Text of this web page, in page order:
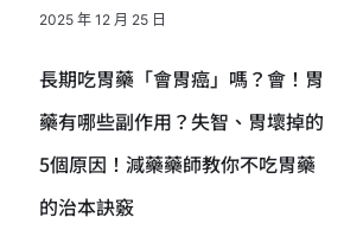
2025 年 12 月 25 日
長期吃胃藥「會胃癌」嗎？會！胃
藥有哪些副作用？失智、胃壞掉的
5個原因！減藥藥師教你不吃胃藥
的治本訣竅